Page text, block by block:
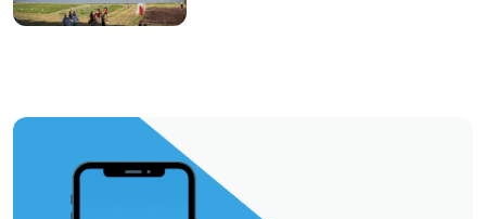
https://t.me/minskctvby